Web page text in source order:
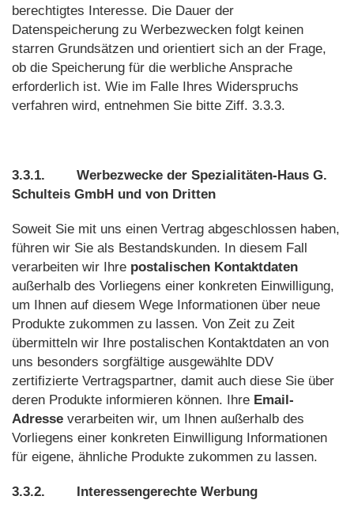
berechtigtes Interesse. Die Dauer der
Datenspeicherung zu Werbezwecken folgt keinen
starren Grundsätzen und orientiert sich an der Frage,
ob die Speicherung für die werbliche Ansprache
erforderlich ist. Wie im Falle Ihres Widerspruchs
verfahren wird, entnehmen Sie bitte Ziff. 3.3.3.
3.3.1. Werbezwecke der Spezialitäten-Haus G.
Schulteis GmbH und von Dritten
Soweit Sie mit uns einen Vertrag abgeschlossen haben,
führen wir Sie als Bestandskunden. In diesem Fall
verarbeiten wir Ihre postalischen Kontaktdaten
außerhalb des Vorliegens einer konkreten Einwilligung,
um Ihnen auf diesem Wege Informationen über neue
Produkte zukommen zu lassen. Von Zeit zu Zeit
übermitteln wir Ihre postalischen Kontaktdaten an von
uns besonders sorgfältige ausgewählte DDV
zertifizierte Vertragspartner, damit auch diese Sie über
deren Produkte informieren können. Ihre Email-
Adresse verarbeiten wir, um Ihnen außerhalb des
Vorliegens einer konkreten Einwilligung Informationen
für eigene, ähnliche Produkte zukommen zu lassen.
3.3.2. Interessengerechte Werbung